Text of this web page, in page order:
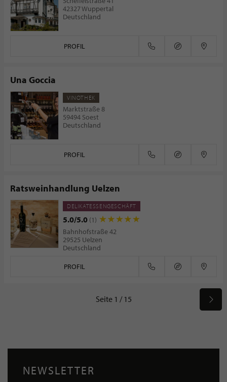
42327 Wuppertal
Deutschland
PROFIL
Una Goccia
VINOTHEK
Marktstraße 8
59494 Soest
Deutschland
PROFIL
Ratsweinhandlung Uelzen
DELIKATESSENGESCHÄFT
5.0/5.0 (1)
Bahnhofstraße 42
29525 Uelzen
Deutschland
PROFIL
Seite 1 / 15
NEWSLETTER